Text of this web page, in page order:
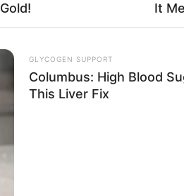
It
GLYCOGEN SUPPORT
Columbus: High Blood
This Liver Fix